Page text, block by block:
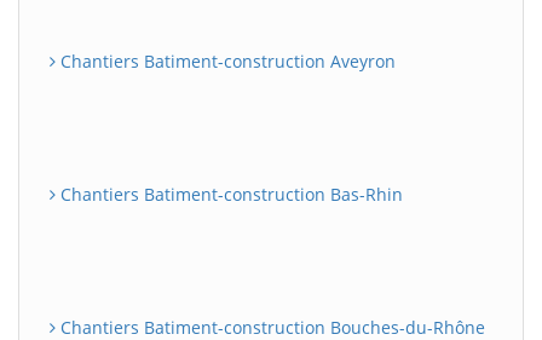
Chantiers Batiment-construction Aveyron
Chantiers Batiment-construction Bas-Rhin
Chantiers Batiment-construction Bouches-du-Rhône